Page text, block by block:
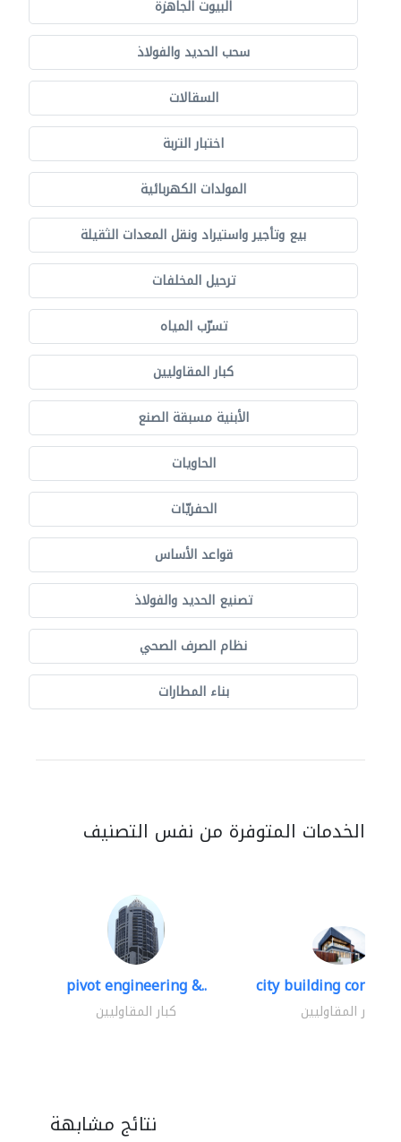
البيوت الجاهزة
سحب الحديد والفولاذ
السقالات
اختبار التربة
المولدات الكهربائية
بيع وتأجير واستيراد ونقل المعدات الثقيلة
ترحيل المخلفات
تسرّب المياه
كبار المقاوليين
الأبنية مسبقة الصنع
الحاويات
الحفريّات
قواعد الأساس
تصنيع الحديد والفولاذ
نظام الصرف الصحي
بناء المطارات
الخدمات المتوفرة من نفس التصنيف
pivot engineering &..
كبار المقاوليين
city building
كبار المقاوليين
نتائج مشابهة